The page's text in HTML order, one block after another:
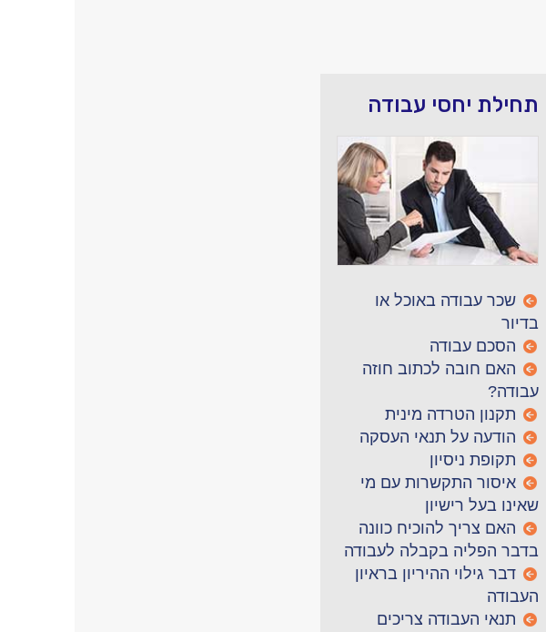
תחילת יחסי עבודה
שכר עבודה באוכל או
בדיור
הסכם עבודה
האם חובה לכתוב חוזה
עבודה?
תקנון הטרדה מינית
הודעה על תנאי העסקה
תקופת ניסיון
איסור התקשרות עם מי
שאינו בעל רישיון
האם צריך להוכיח כוונה
בדבר הפליה בקבלה לעבודה
דבר גילוי ההיריון בראיון
העבודה
תנאי העבודה צריכים